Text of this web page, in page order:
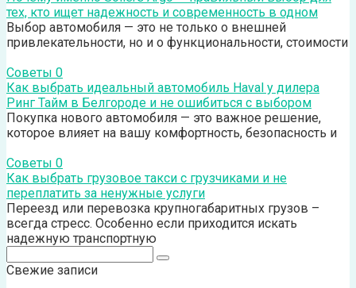
тех, кто ищет надежность и современность в одном
Выбор автомобиля — это не только о внешней
привлекательности, но и о функциональности, стоимости
Советы 0
Как выбрать идеальный автомобиль Haval у дилера
Ринг Тайм в Белгороде и не ошибиться с выбором
Покупка нового автомобиля — это важное решение,
которое влияет на вашу комфортность, безопасность и
Советы 0
Как выбрать грузовое такси с грузчиками и не
переплатить за ненужные услуги
Переезд или перевозка крупногабаритных грузов –
всегда стресс. Особенно если приходится искать
надежную транспортную
Свежие записи